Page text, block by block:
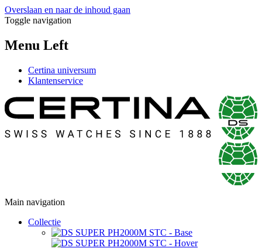
Overslaan en naar de inhoud gaan
Toggle navigation
Menu Left
Certina universum
Klantenservice
Main navigation
Collectie